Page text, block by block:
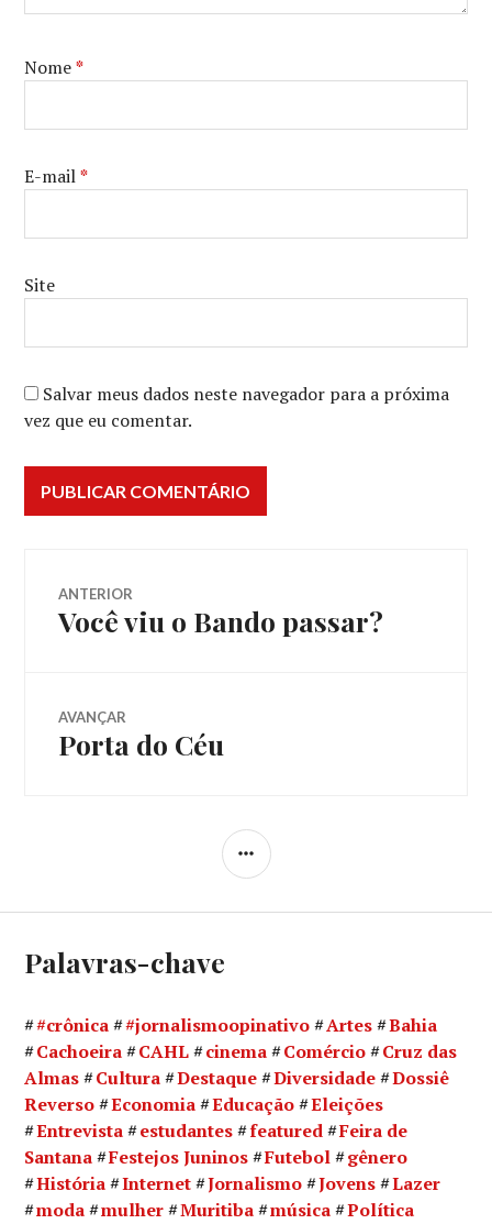
Nome*
E-mail*
Site
Salvar meus dados neste navegador para a próxima
vez que eu comentar.
Navegação
de
Post
ANTERIOR
Post
Você viu o Bando passar?
AVANÇAR
Próximo
Porta do Céu
LATERAL
Palavras-chave
#crônica #jornalismoopinativo Artes
Bahia
Cachoeira
CAHL cinema Comércio
Cruz das
Almas
Cultura Destaque Diversidade
Dossiê
Reverso
Economia Educação
Eleições
Entrevista
estudantes featured
Feira de
Santana
Festejos Juninos Futebol
gênero
História
Internet Jornalismo Jovens
Lazer
moda
mulher Muritiba música Política